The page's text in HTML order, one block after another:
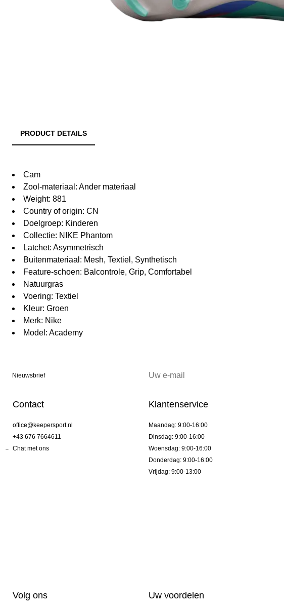
PRODUCT DETAILS
Cam
Zool-materiaal: Ander materiaal
Weight: 881
Country of origin: CN
Doelgroep: Kinderen
Collectie: NIKE Phantom
Latchet: Asymmetrisch
Buitenmateriaal: Mesh, Textiel, Synthetisch
Feature-schoen: Balcontrole, Grip, Comfortabel
Natuurgras
Voering: Textiel
Kleur: Groen
Merk: Nike
Model: Academy
Nieuwsbrief
Contact
office@keepersport.nl
+43 676 7664611
Chat met ons
Klantenservice
Maandag: 9:00-16:00
Dinsdag: 9:00-16:00
Woensdag: 9:00-16:00
Donderdag: 9:00-16:00
Vrijdag: 9:00-13:00
Volg ons Uw voordelen